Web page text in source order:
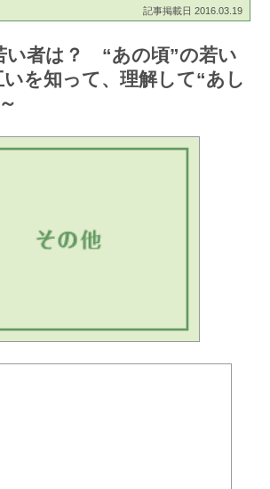
記事掲載日 2016.03.19
い者は？ “あの頃”の若い
を知って、理解して“あし